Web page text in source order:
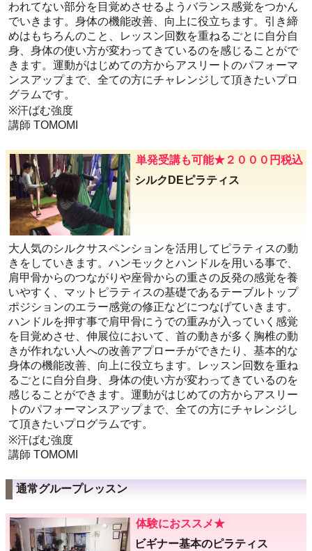
われてない部分を目覚めさせるようバランス感覚をつかん
でいきます。身体の機能改善、向上に役立ちます。引き締
めはもちろんのこと、レッスン回数を重ねるごとに自分自
身、身体の使い方が変わってきているのを感じることがで
きます。運動がはじめての方からアスリートのパフォーマ
ンスアップまで、全ての方にチャレンジして頂きたいプロ
グラムです。
※汗ばむ強度
講師 TOMOMI
単発受講も可能★２０００円税込
シルクDEピラティス
大人気のシルクサスペンションを活用してピラティスの動
きをしていきます。ハンモックとハンドルを用いる事で、
肩甲骨からのつながりや座骨からの重さの反発の感覚を養
いやすく、マットピラティスの基礎であるテーブルトップ
ポジションのエラー感覚の修正などにつなげていきます。
ハンドルを押す事で肩甲骨にうでの重みが入っていく感覚
を目覚めさせ、伸展位において、首の動きが多く胸椎の動
きが作れない人への改善アプローチができたり、基本的な
身体の機能改善、向上に役立ちます。レッスン回数を重ね
るごとに自分自身、身体の使い方が変わってきているのを
感じることができます。運動がはじめての方からアスリー
トのパフォーマンスアップまで、全ての方にチャレンジし
て頂きたいプログラムです。
※汗ばむ強度
講師 TOMOMI
通常グループレッスン
体験におススメ★
ビギナー基本のピラティス